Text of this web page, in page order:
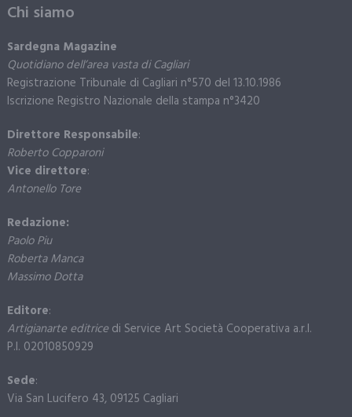
Chi siamo
Sardegna Magazine
Quotidiano dell’area vasta di Cagliari
Registrazione Tribunale di Cagliari n°570 del 13.10.1986
Iscrizione Registro Nazionale della stampa n°3420
Direttore Responsabile:
Roberto Copparoni
Vice direttore:
Antonello Tore
Redazione:
Paolo Piu
Roberta Manca
Massimo Dotta
Editore:
Artigianarte editricedi Service Art Società Cooperativa a.r.l.
P.I. 02010850929
Sede:
Via San Lucifero 43, 09125 Cagliari